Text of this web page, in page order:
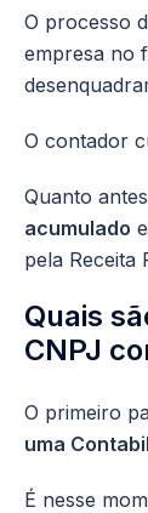
O processo
empresa no
O contador
Quanto
acumulado
pela Receita
Quais
CNPJ
O primeiro
uma
É nesse